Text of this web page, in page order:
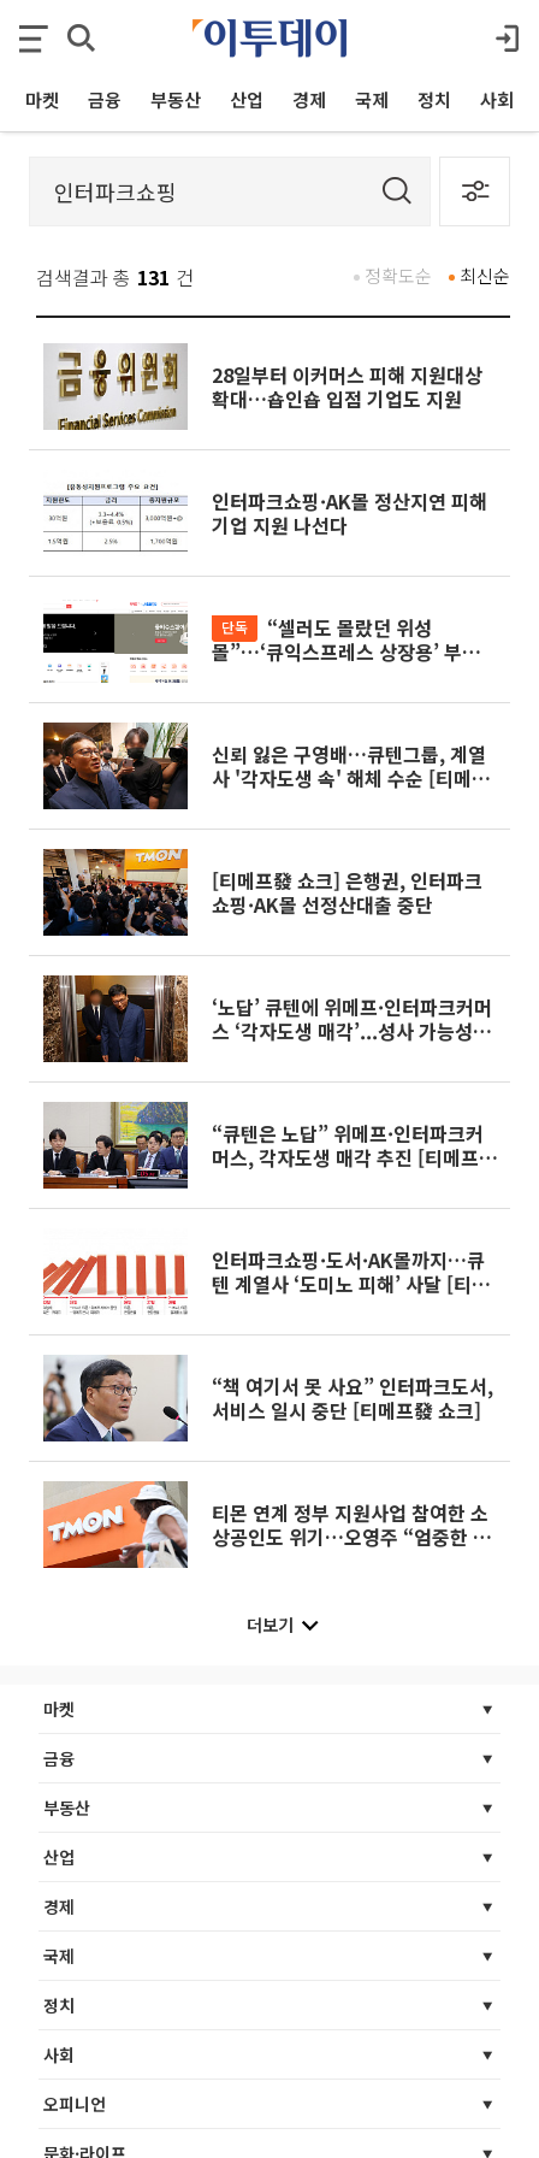
마켓 금융 부동산 산업 경제 국제 정치 사회
검색결과 총 131 건 최신순
정확도순
28일부터 이커머스 피해 지원대상
확대…숍인숍 입점 기업도 지원
인터파크쇼핑·AK몰 정산지연 피해
기업 지원 나선다
단독
몰”…‘큐익스프레스 상장용’ 부풀리
신뢰 잃은 구영배…큐텐그룹, 계열
사 '각자도생 속' 해체 수순 [티메프
[티메프發 쇼크] 은행권, 인터파크
쇼핑·AK몰 선정산대출 중단
‘노답’ 큐텐에 위메프·인터파크커머
스 ‘각자도생 매각’...성사 가능성
“큐텐은 노답” 위메프·인터파크커
머스, 각자도생 매각 추진 [티메프發
인터파크쇼핑·도서·AK몰까지…큐
텐 계열사 ‘도미노 피해’ 사달 [티메
“책 여기서 못 사요” 인터파크도서,
서비스 일시 중단 [티메프發 쇼크]
티몬 연계 정부 지원사업 참여한 소
상공인도 위기…오영주 “엄중한 사
더보기
마켓
금융
부동산
산업
경제
국제
정치
사회
오피니언
문화·라이프